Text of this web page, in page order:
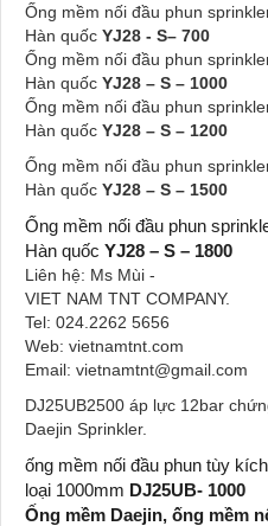
Ống mềm nối đầu phun
Hàn quốc YJ28 - S– 700
Ống mềm nối đầu phun
Hàn quốc YJ28 – S – 1000
Ống mềm nối đầu phun
Hàn quốc YJ28 – S – 1200
Ống mềm nối đầu phun
Hàn quốc YJ28 – S – 1500
Ống mềm nối đầu phun
Hàn quốc YJ28 – S – 1800
Liên hệ: Ms Mùi -
VIET NAM TNT COMPANY.
Tel: 024.2262 5656
Web: vietnamtnt.com
Email: vietnamtnt@gmail.com
DJ25UB2500 áp lực 12bar
Daejin Sprinkler.
ống mềm nối đầu phun tùy
loại 1000mm DJ25UB- 1000
Ống mềm Daejin, ống mềm